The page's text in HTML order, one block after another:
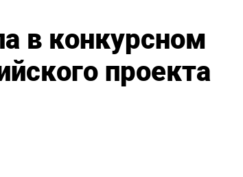
в конкурсном
проекта